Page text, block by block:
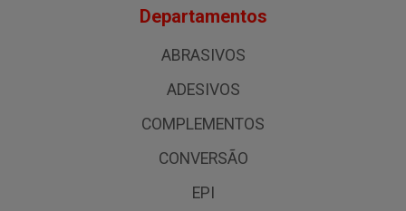
Departamentos
ABRASIVOS
ADESIVOS
COMPLEMENTOS
CONVERSÃO
EPI